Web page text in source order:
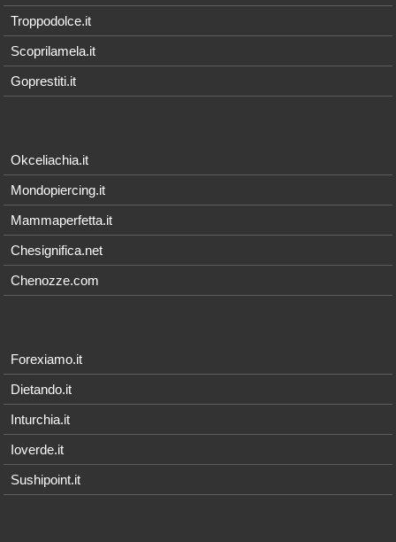
Troppodolce.it
Scoprilamela.it
Goprestiti.it
Okceliachia.it
Mondopiercing.it
Mammaperfetta.it
Chesignifica.net
Chenozze.com
Forexiamo.it
Dietando.it
Inturchia.it
Ioverde.it
Sushipoint.it